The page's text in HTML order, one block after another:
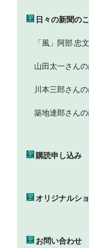
日々の新聞の
「風」阿部 忠
山田太一さんの
川本三郎さんの
築地達郎さんの
購読申し込み
オリジナルシ
お問い合わせ